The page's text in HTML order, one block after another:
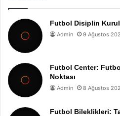
Futbol Disiplin
Admin 9 Ağustos
Futbol Center:
Noktası
Admin 8 Ağustos
Futbol Bileklikleri: